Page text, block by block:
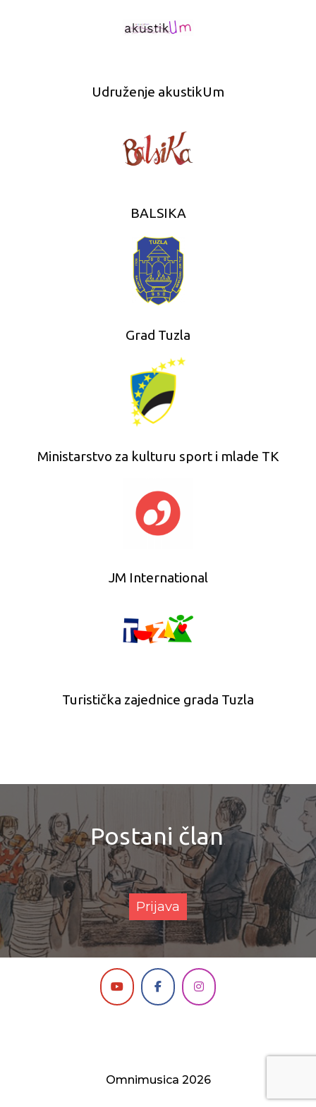
Udruženje akustikUm
BALSIKA
Grad Tuzla
Ministarstvo za kulturu sport i mlade TK
JM International
Turistička zajednice grada Tuzla
Postani član.
Prijava
Omnimusica 2026